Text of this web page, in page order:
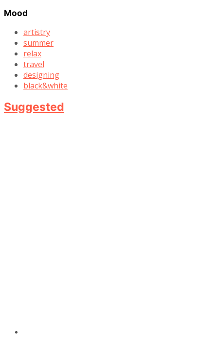
Mood
artistry
summer
relax
travel
designing
black&white
Suggested